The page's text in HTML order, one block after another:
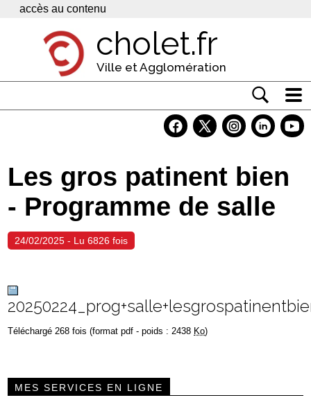
Panneau de gestion des cookies
accès au contenu
cholet.fr
Ville et Agglomération
Economie
Services
Contacts
Les gros patinent bien
- Programme de salle
24/02/2025 - Lu 6826 fois
Téléchargé 268 fois (format pdf - poids : 2438 Ko)
MES SERVICES EN LIGNE